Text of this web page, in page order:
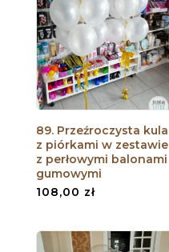
89. Przeźroczysta kula
z piórkami w zestawie
z perłowymi balonami
gumowymi
108,00 zł